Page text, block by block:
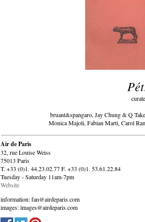
bruant&spangaro, Jay Chung & Q
Monica Majoli, Fabian Marti, Carol
Air de Paris
32, rue Louise Weiss
75013 Paris
T. +33 (0)1. 44.23.02.77 F. +33 (0)1. 53.61.22.84
Tuesday - Saturday 11am-7pm
Website
information: fan@airdeparis.com
images: images@airdeparis.com